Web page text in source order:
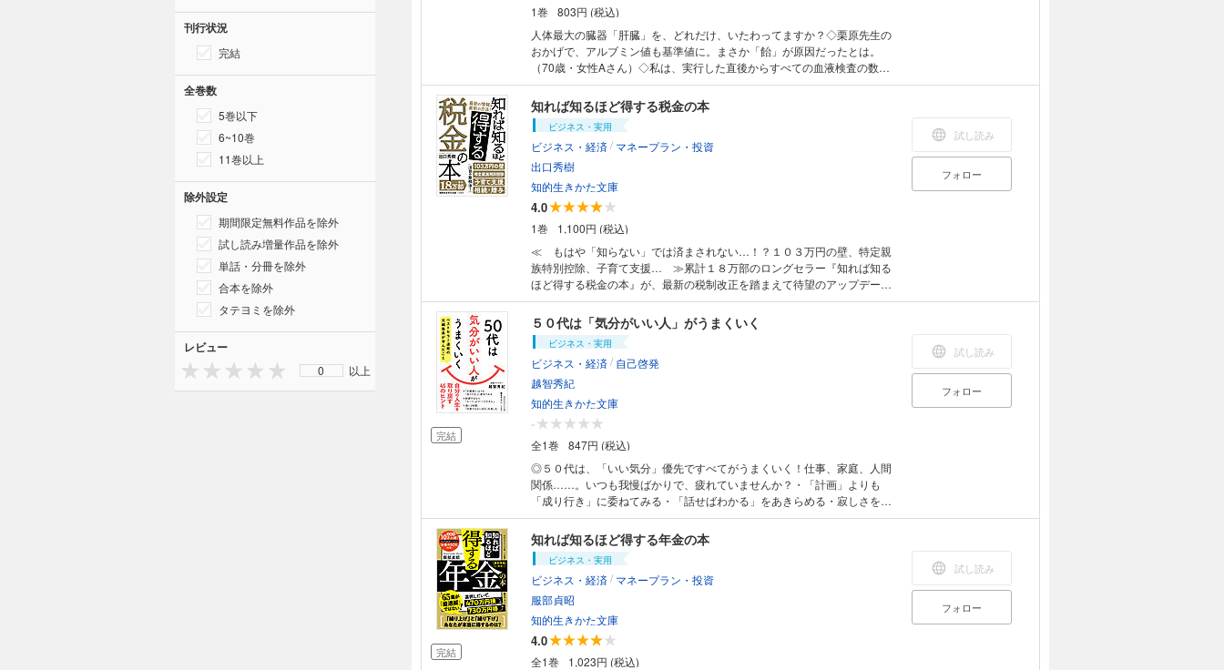
1巻
803円 (税込)
人体最大の臓器「肝臓」を、どれだけ、いたわってますか？◇栗原先生の
おかげで、アルブミン値も基準値に。まさか「飴」が原因だったとは。
（70歳・女性Aさん）◇私は、実行した直後からすべての血液検査の数値
が改善。 （62歳・男性Bさん）◇お酒を飲まないのに脂肪肝でした。
「たったそれだけで？」という方法で、「本当!?」のうれしい結果に！
（57歳・男性Eさん）◇「肝心」という言葉もあるほど大事な臓器だか
ら、大切にしなきゃ！ スイーツ好きも用心ですね！（47歳・女性Gさ
ん）チョコも、お酒もOKなのに―１週間後、９割の生活習慣病リスクに
さよならできる！方法は、超簡単です。基本の「糖質ちょい・オフダイエ
ット」に、誰でもすぐにできる「４つの方法」から好きなものを１つ２つ
加えるだけ。これで血液の状態も、パンパンに張ったウエストサイズもみ
るみる改善！
知れば知るほど得する税金の本
ビジネス・実用
ビジネス・経済/ マネープラン・投資
出口秀樹
知的生きかた文庫
4.0
1巻
1,100円 (税込)
≪ もはや「知らない」では済まされない…！？１０３万円の壁、特定親
族特別控除、子育て支援… ≫累計１８万部のロングセラー『知れば知る
ほど得する税金の本』が、最新の税制改正を踏まえて待望のアップデー
ト！●働く人に直結する「１０３万円の壁」はどう変わった？●拡充された
「子育て支援」税制、実際に得をする世帯とは？●新たに創設された「特
定親族特別控除」は誰が対象？●人生１００年時代に欠かせない「相続・
贈与」の最新ルールは？●サラリーマンでもできる「節税対策」があるっ
て本当？≪ 複雑な税金の世界を、やさしく＆わかりやすく解説！ ≫基
礎知識から具体的な節税テクニックまで、必要な情報をこの一冊にぎゅっ
と凝縮。「知っているかどうか」で、手元に残るお金が大きく変わる
試し読み
フォロー
完結
５０代は「気分がいい人」がうまくいく
ビジネス・実用
ビジネス・経済/ 自己啓発
越智秀紀
知的生きかた文庫
-
全1巻
847円 (税込)
◎５０代は、「いい気分」優先ですべてがうまくいく！仕事、家庭、人間
関係……。いつも我慢ばかりで、疲れていませんか？・「計画」よりも
「成り行き」に委ねてみる・「話せばわかる」をあきらめる・寂しさを埋
める「友だち」は必要ない・完璧を手放すと、家族の笑顔が増えていく・
新調するなら「スーツ」より「バスタオル」・週に２時間、「何者でもな
い自分」を楽しむ手掛けた書籍６００冊、累計１２００万部という出版界
で抜群の実績を誇るベストセラー連発の元編集長が、医師、スポーツ選
手、経営者、芸能人など各界トップの著者との交流の中で掴んだ、「いい
気分」をキープするヒントを公開！すべてを背負うのは、もう卒業。「気
分のいい人」になって、５０代を「黄金期」に変えていこう！
試し読み
フォロー
完結
知れば知るほど得する年金の本
ビジネス・実用
ビジネス・経済/ マネープラン・投資
服部貞昭
知的生きかた文庫
4.0
全1巻
1,023円 (税込)
試し読み
フォロー
刊行状況
完結
全巻数
5巻以下
6~10巻
11巻以上
除外設定
期間限定無料作品を除外
試し読み増量作品を除外
単話・分冊を除外
合本を除外
タテヨミを除外
レビュー
0 以上